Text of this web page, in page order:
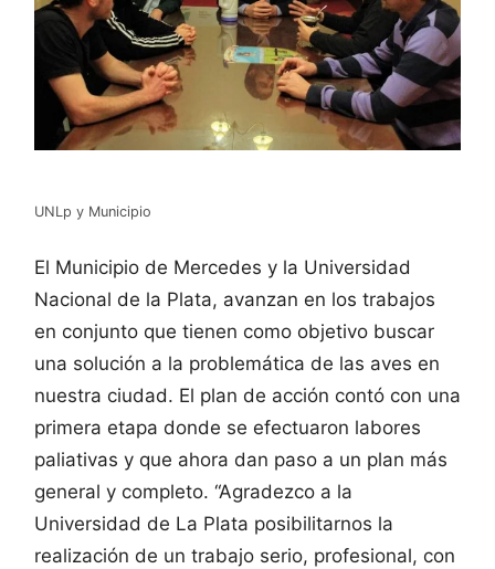
UNLp y Municipio
El Municipio de Mercedes y la Universidad
Nacional de la Plata, avanzan en los trabajos
en conjunto que tienen como objetivo buscar
una solución a la problemática de las aves en
nuestra ciudad. El plan de acción contó con una
primera etapa donde se efectuaron labores
paliativas y que ahora dan paso a un plan más
general y completo. “Agradezco a la
Universidad de La Plata posibilitarnos la
realización de un trabajo serio, profesional, con